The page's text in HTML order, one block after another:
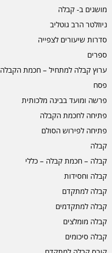
מושגים ב- קבלה
ניוזלטר הרב גוטליב
סדרות שיעורים לצפייה
ספרים
ערוץ קבלה למתחיל – חכמת הקבלה
פסח
פרשה ומועד בבינה מלכותית
פתיחה לחכמת הקבלה
פתיחה לפירוש הסולם
קבלה
קבלה – חכמת קבלה – כללי
קבלה וחסידות
קבלה למתקדם
קבלה למתקדמים
קבלה מומלצים
קבלה סיכומים